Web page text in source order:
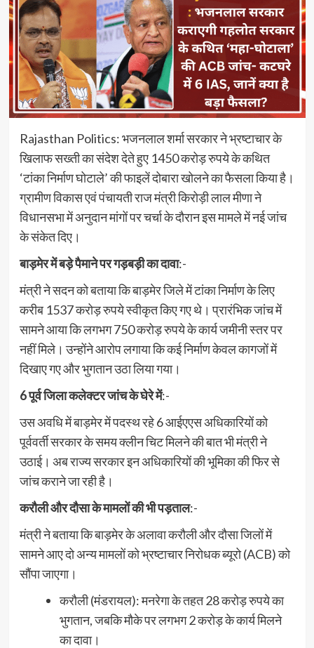
Rajasthan Politics: भजनलाल शर्मा सरकार ने भ्रष्टाचार के
खिलाफ सख्ती का संदेश देते हुए 1450 करोड़ रुपये के कथित
‘टांका निर्माण घोटाले’ की फाइलें दोबारा खोलने का फैसला किया है।
ग्रामीण विकास एवं पंचायती राज मंत्री किरोड़ी लाल मीणा ने
विधानसभा में अनुदान मांगों पर चर्चा के दौरान इस मामले में नई जांच
के संकेत दिए।
बाड़मेर में बड़े पैमाने पर गड़बड़ी का दावा:-
मंत्री ने सदन को बताया कि बाड़मेर जिले में टांका निर्माण के लिए
करीब 1537 करोड़ रुपये स्वीकृत किए गए थे। प्रारंभिक जांच में
सामने आया कि लगभग 750 करोड़ रुपये के कार्य जमीनी स्तर पर
नहीं मिले। उन्होंने आरोप लगाया कि कई निर्माण केवल कागजों में
दिखाए गए और भुगतान उठा लिया गया।
6 पूर्व जिला कलेक्टर जांच के घेरे में:-
उस अवधि में बाड़मेर में पदस्थ रहे 6 आईएएस अधिकारियों को
पूर्ववर्ती सरकार के समय क्लीन चिट मिलने की बात भी मंत्री ने
उठाई। अब राज्य सरकार इन अधिकारियों की भूमिका की फिर से
जांच कराने जा रही है।
करौली और दौसा के मामलों की भी पड़ताल:-
मंत्री ने बताया कि बाड़मेर के अलावा करौली और दौसा जिलों में
सामने आए दो अन्य मामलों को भ्रष्टाचार निरोधक ब्यूरो (ACB) को
सौंपा जाएगा।
करौली (मंडरायल): मनरेगा के तहत 28 करोड़ रुपये का
भुगतान, जबकि मौके पर लगभग 2 करोड़ के कार्य मिलने
का दावा।